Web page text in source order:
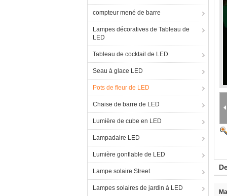
compteur mené de barre
Lampes décoratives de Tableau de
LED
Tableau de cocktail de LED
Seau à glace LED
Pots de fleur de LED
Chaise de barre de LED
Lumière de cube en LED
Lampadaire LED
Lumière gonflable de LED
Lampe solaire Street
Lampes solaires de jardin à LED